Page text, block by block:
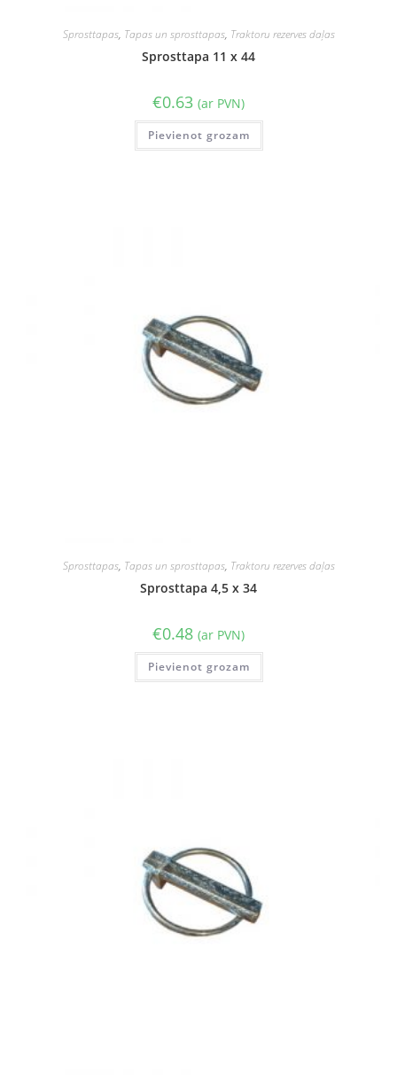
Sprosttapas, Tapas un sprosttapas, Traktoru rezerves daļas
Sprosttapa 11 x 44
€0.63 (ar PVN)
Pievienot grozam
Sprosttapas, Tapas un sprosttapas, Traktoru rezerves daļas
Sprosttapa 4,5 x 34
€0.48 (ar PVN)
Pievienot grozam